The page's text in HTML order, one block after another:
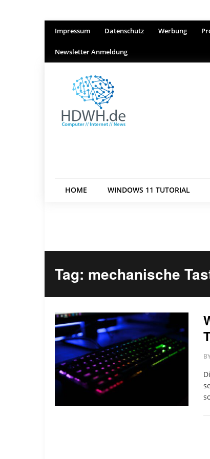
Impressum Datenschutz Werbung
Newsletter Anmeldung
HOME WINDOWS 11 TUTORIAL
Tag: mechanische